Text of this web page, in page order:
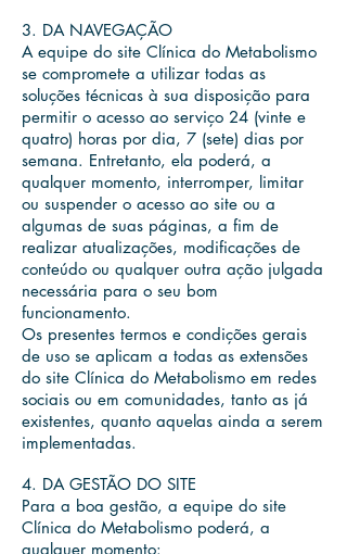
3. DA NAVEGAÇÃO
A equipe do site Clínica do Metabolismo
se compromete a utilizar todas as
soluções técnicas à sua disposição para
permitir o acesso ao serviço 24 (vinte e
quatro) horas por dia, 7 (sete) dias por
semana. Entretanto, ela poderá, a
qualquer momento, interromper, limitar
ou suspender o acesso ao site ou a
algumas de suas páginas, a fim de
realizar atualizações, modificações de
conteúdo ou qualquer outra ação julgada
necessária para o seu bom
funcionamento.
Os presentes termos e condições gerais
de uso se aplicam a todas as extensões
do site Clínica do Metabolismo em redes
sociais ou em comunidades, tanto as já
existentes, quanto aquelas ainda a serem
implementadas.
4. DA GESTÃO DO SITE
Para a boa gestão, a equipe do site
Clínica do Metabolismo poderá, a
qualquer momento: